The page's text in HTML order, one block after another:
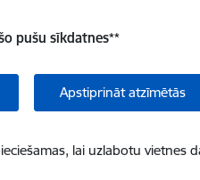
pušu sīkdatnes**
Apstiprināt atzīmētās
lai uzlabotu vietnes